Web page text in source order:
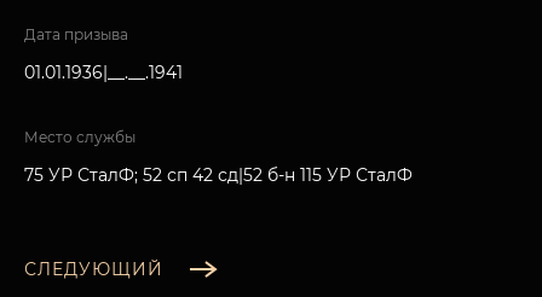
Дата призыва
01.01.1936|__.__.1941
Место службы
75 УР СталФ; 52 сп 42 сд|52 б-н 115 УР СталФ
СЛЕДУЮЩИЙ